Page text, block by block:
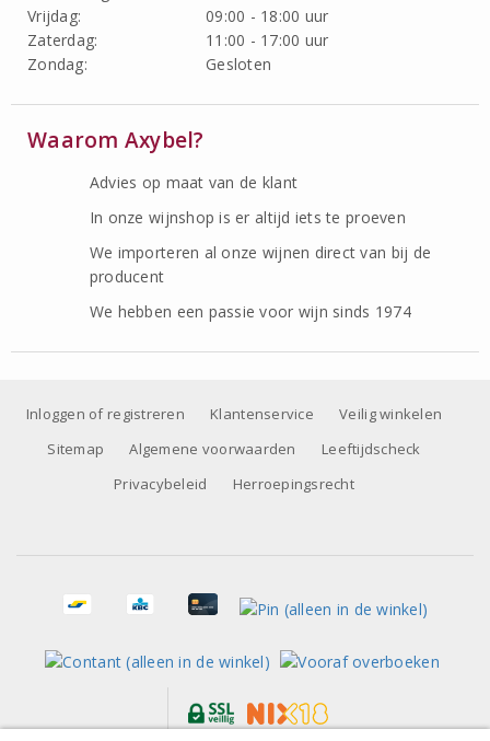
Vrijdag:
09:00 - 18:00 uur
Zaterdag:
11:00 - 17:00 uur
Zondag:
Gesloten
Waarom Axybel?
Advies op maat van de klant
In onze wijnshop is er altijd iets te proeven
We importeren al onze wijnen direct van bij de
producent
We hebben een passie voor wijn sinds 1974
Inloggen of registreren Klantenservice
Veilig winkelen
Sitemap
Algemene voorwaarden
Leeftijdscheck
Privacybeleid
Herroepingsrecht